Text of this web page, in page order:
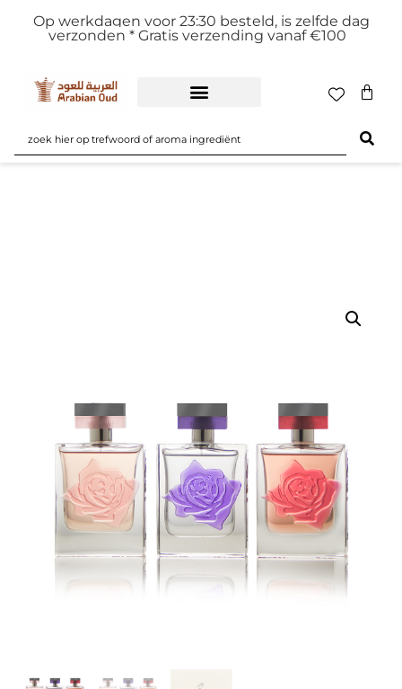
Op werkdagen voor 23:30 besteld, is zelfde dag
verzonden * Gratis verzending vanaf €100